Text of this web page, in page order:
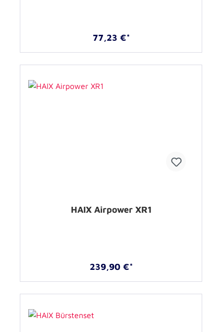
77,23 €*
HAIX Airpower XR1
239,90 €*